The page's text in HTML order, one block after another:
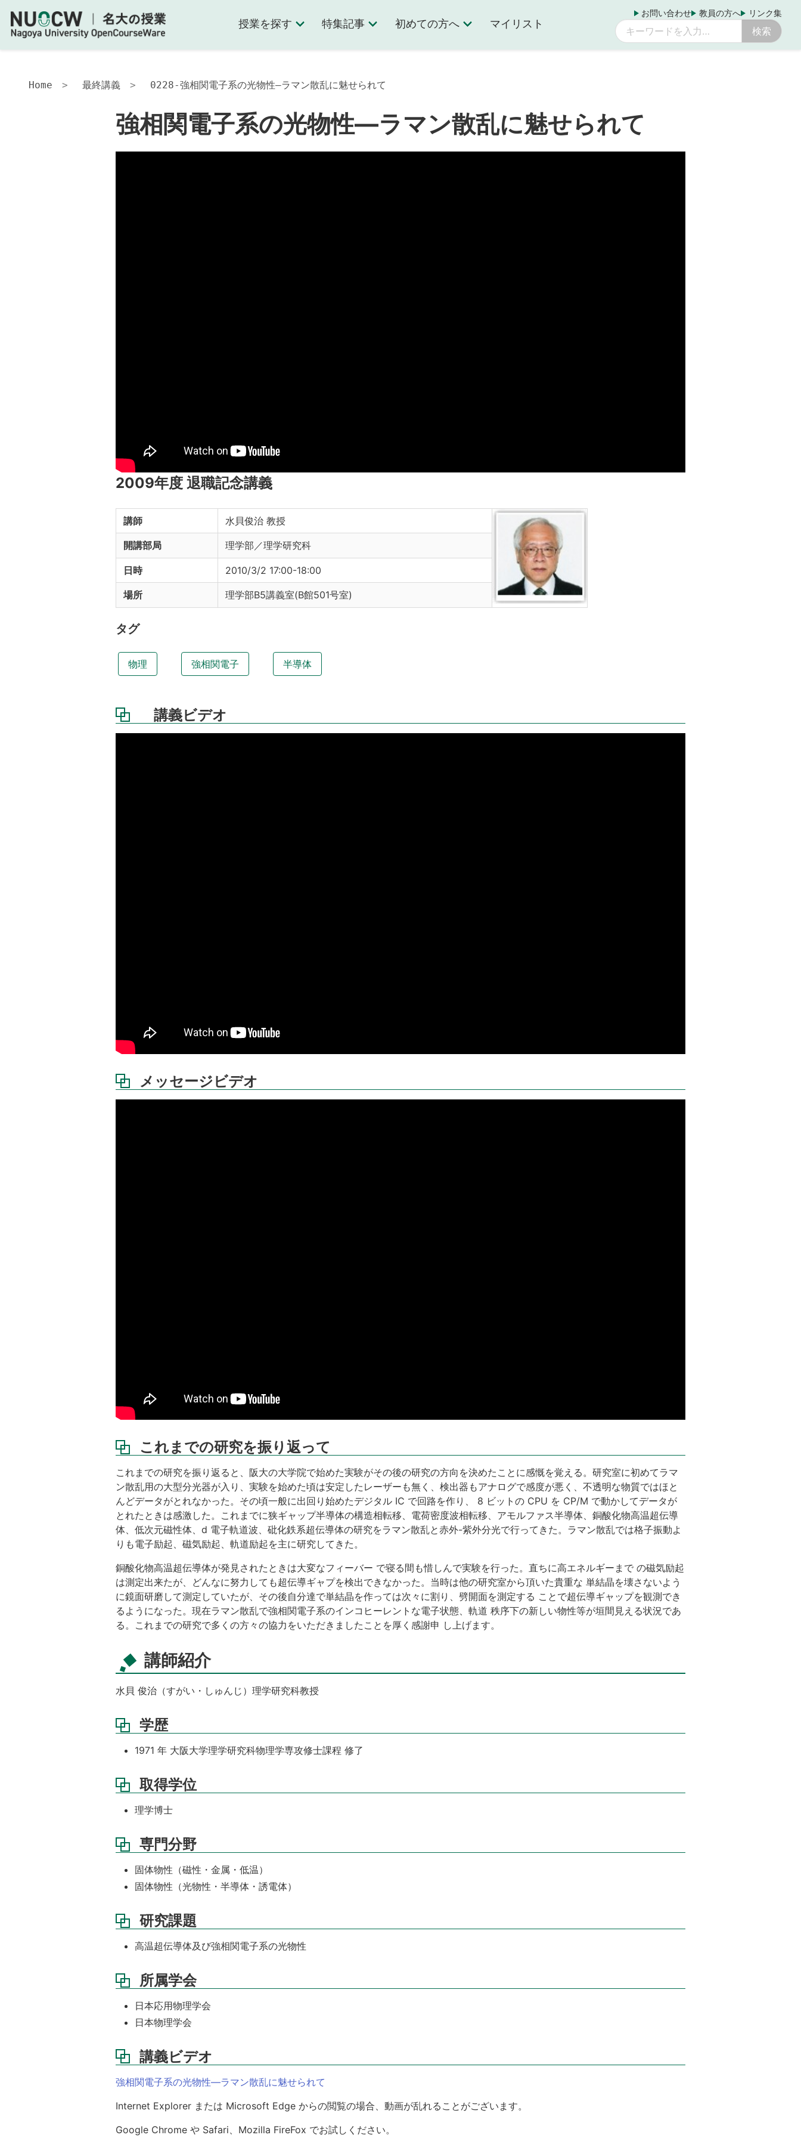
授業を探す 特集記事 初めての方へ マイリスト
お問い合わせ 教員の方へ リンク集
Home 最終講義 0228-強相関電子系の光物性—ラマン散乱に魅せられて
強相関電子系の光物性—ラマン散乱に魅せられて
2009年度 退職記念講義
講師 水貝俊治 教授
開講部局 理学部／理学研究科
日時 2010/3/2 17:00-18:00
場所 理学部B5講義室(B館501号室)
タグ
物理 強相関電子 半導体
講義ビデオ
メッセージビデオ
これまでの研究を振り返って
これまでの研究を振り返ると、阪大の大学院で始めた実験がその後の研究の方向を決めたことに感慨を覚える。研究室に初めてラマ
ン散乱用の大型分光器が入り、実験を始めた頃は安定したレーザーも無く、検出器もアナログで感度が悪く、不透明な物質ではほと
んどデータがとれなかった。その頃一般に出回り始めたデジタル IC で回路を作り、 8 ビットの CPU を CP/M で動かしてデータが
とれたときは感激した。これまでに狭ギャップ半導体の構造相転移、電荷密度波相転移、アモルファス半導体、銅酸化物高温超伝導
体、低次元磁性体、d 電子軌道波、砒化鉄系超伝導体の研究をラマン散乱と赤外-紫外分光で行ってきた。ラマン散乱では格子振動よ
りも電子励起、磁気励起、軌道励起を主に研究してきた。
銅酸化物高温超伝導体が発見されたときは大変なフィーバー で寝る間も惜しんで実験を行った。直ちに高エネルギーまで の磁気励起
は測定出来たが、どんなに努力しても超伝導ギャプを検出できなかった。当時は他の研究室から頂いた貴重な 単結晶を壊さないよう
に鏡面研磨して測定していたが、その後自分達で単結晶を作っては次々に割り、劈開面を測定する ことで超伝導ギャップを観測でき
るようになった。現在ラマン散乱で強相関電子系のインコヒーレントな電子状態、軌道 秩序下の新しい物性等が垣間見える状況であ
る。これまでの研究で多くの方々の協力をいただきましたことを厚く感謝申 し上げます。
講師紹介
水貝 俊治（すがい・しゅんじ）理学研究科教授
学歴
1971 年 大阪大学理学研究科物理学専攻修士課程 修了
取得学位
理学博士
専門分野
固体物性（磁性・金属・低温）
固体物性（光物性・半導体・誘電体）
研究課題
高温超伝導体及び強相関電子系の光物性
所属学会
日本応用物理学会
日本物理学会
講義ビデオ
強相関電子系の光物性—ラマン散乱に魅せられて
Internet Explorer または Microsoft Edge からの閲覧の場合、動画が乱れることがございます。
Google Chrome や Safari、Mozilla FireFox でお試しください。